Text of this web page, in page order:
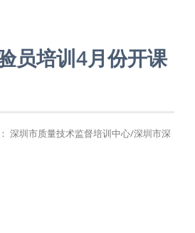
员培训4月份开课
深圳市质量技术监督培训中心/深圳市深